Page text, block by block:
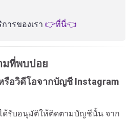
ารของเรา 👉ที่นี่👈
มที่พบบ่อย
อวิดีโอจากบัญชี Instagram
ด้รับอนุมัติให้ติดตามบัญชีนั้น จาก